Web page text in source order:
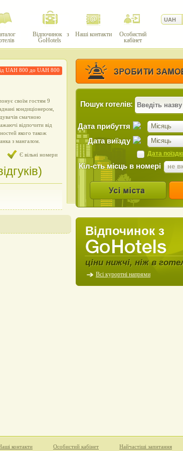
Відпочинок з
GoHotels
Наші контакти
Особистий
кабінет
UAH
UAH 800 до UAH 800
своїм гостям 9
кондиціонером,
смачною
відпочити від
якого також
з мангалом.
Є вільні номери
Пошук готелів:
Місяць
Дата прибуття
Місяць
Дата виїзду
Дата
Кіл-сть місць в номері не
Відпочинок з
ціни нижчі, ніж в
Всі курортні напрями
контакти Особистий кабінет Найчастіші запитання